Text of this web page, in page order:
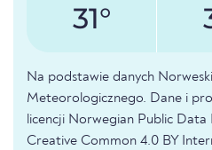
31°
Na podstawie danych
Meteorologicznego. Dane i
licencji Norwegian Public Data
Creative Common 4.0 BY